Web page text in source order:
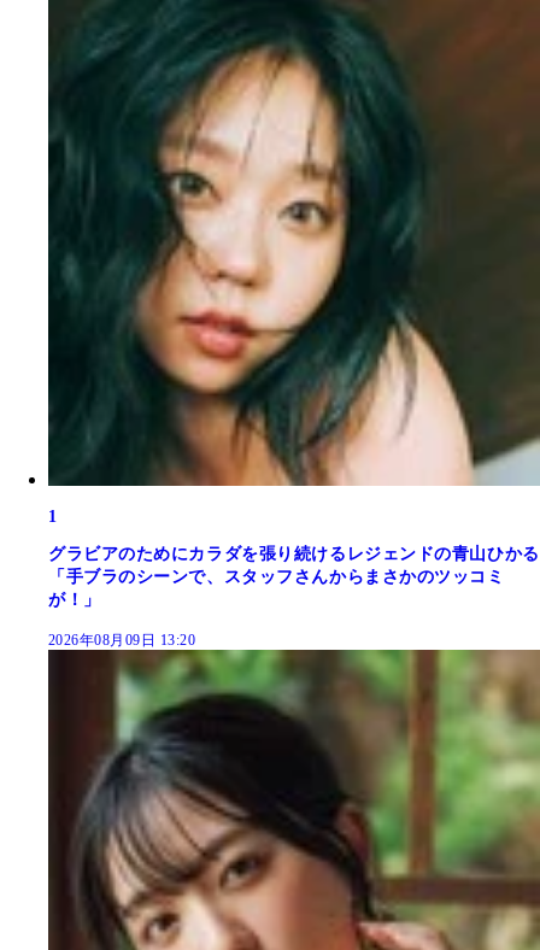
1
グラビアのためにカラダを張り続けるレジェンドの青山ひかる
「手ブラのシーンで、スタッフさんからまさかのツッコミ
が！」
2026年08月09日 13:20